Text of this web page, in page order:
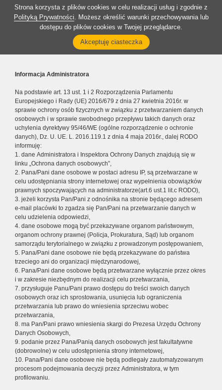
Strona korzysta z plików cookies w celu realizacji usług i zgodnie z
Polityką Prywatności. Możesz określić warunki przechowywania lub
dostępu do plików cookies w Twojej przeglądarce.
Akceptuję ciasteczka
Informacja Administratora
Na podstawie art. 13 ust. 1 i 2 Rozporządzenia Parlamentu
Europejskiego i Rady (UE) 2016/679 z dnia 27 kwietnia 2016r. w
sprawie ochrony osób fizycznych w związku z przetwarzaniem danych
osobowych i w sprawie swobodnego przepływu takich danych oraz
uchylenia dyrektywy 95/46/WE (ogólne rozporządzenie o ochronie
danych), Dz. U. UE. L. 2016.119.1 z dnia 4 maja 2016r., dalej RODO
informuję:
1. dane Administratora i Inspektora Ochrony Danych znajdują się w
linku „Ochrona danych osobowych”,
2. Pana/Pani dane osobowe w postaci adresu IP, są przetwarzane w
celu udostępniania strony internetowej oraz wypełnienia obowiązków
prawnych spoczywających na administratorze(art.6 ust.1 lit.c RODO),
3. jeżeli korzysta Pan/Pani z odnośnika na stronie będącego adresem
e-mail placówki to zgadza się Pan/Pani na przetwarzanie danych w
celu udzielenia odpowiedzi,
4. dane osobowe mogą być przekazywane organom państwowym,
organom ochrony prawnej (Policja, Prokuratura, Sąd) lub organom
samorządu terytorialnego w związku z prowadzonym postępowaniem,
5. Pana/Pani dane osobowe nie będą przekazywane do państwa
trzeciego ani do organizacji międzynarodowej,
6. Pana/Pani dane osobowe będą przetwarzane wyłącznie przez okres
i w zakresie niezbędnym do realizacji celu przetwarzania,
7. przysługuje Panu/Pani prawo dostępu do treści swoich danych
osobowych oraz ich sprostowania, usunięcia lub ograniczenia
przetwarzania lub prawo do wniesienia sprzeciwu wobec
przetwarzania,
8. ma Pan/Pani prawo wniesienia skargi do Prezesa Urzędu Ochrony
Danych Osobowych,
9. podanie przez Pana/Panią danych osobowych jest fakultatywne
(dobrowolne) w celu udostępnienia strony internetowej,
10. Pana/Pani dane osobowe nie będą podlegały zautomatyzowanym
procesom podejmowania decyzji przez Administratora, w tym
profilowaniu.